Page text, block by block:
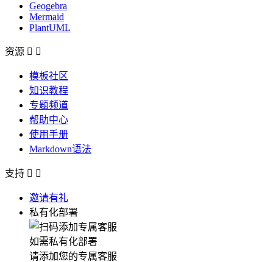
Geogebra
Mermaid
PlantUML
资源  
模板社区
知识教程
专题频道
帮助中心
使用手册
Markdown语法
支持  
邀请有礼
私有化部署
如需私有化部署
请添加您的专属客服